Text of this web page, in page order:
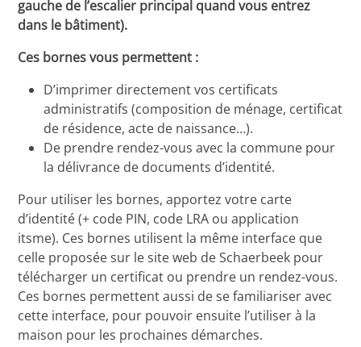
gauche de l’escalier principal quand vous entrez
dans le bâtiment).
Ces bornes vous permettent :
D’imprimer directement vos certificats
administratifs (composition de ménage, certificat
de résidence, acte de naissance…).
De prendre rendez-vous avec la commune pour
la délivrance de documents d’identité.
Pour utiliser les bornes, apportez votre carte
d’identité (+ code PIN, code LRA ou application
itsme). Ces bornes utilisent la même interface que
celle proposée sur le site web de Schaerbeek pour
télécharger un certificat ou prendre un rendez-vous.
Ces bornes permettent aussi de se familiariser avec
cette interface, pour pouvoir ensuite l’utiliser à la
maison pour les prochaines démarches.